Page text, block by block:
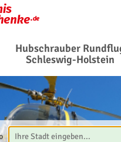
Hubschrauber
Schleswig-Holstein